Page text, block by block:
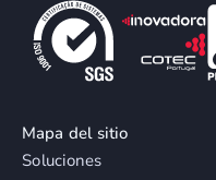
Mapa del sitio
Soluciones